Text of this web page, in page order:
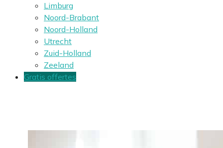
Limburg
Noord-Brabant
Noord-Holland
Utrecht
Zuid-Holland
Zeeland
Gratis offertes